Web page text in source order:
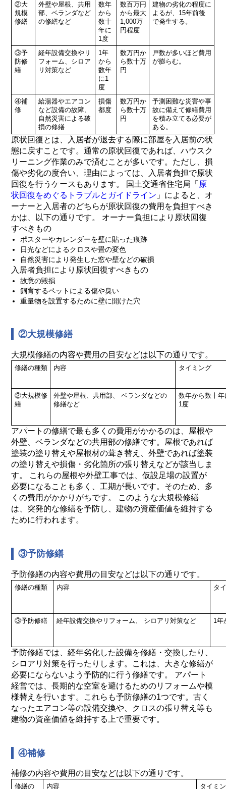
②大
規模
修繕
外壁や屋根、共用
部、ベランダなど
の修繕など
数年
から
数十
年に
1度
数百万円
から最大
1,000万
円程度
建物の劣化の程度に
よるが、15年前後
で発生する。
③予
防修
繕
経年設備交換やリ
フォーム、シロア
リ対策など
1年
から
数年
に1
度
数万円か
ら数十万
円
戸数が多いほど費用
が膨らむ。
④補
修
給湯器やエアコン
など設備の故障、
自然災害による破
損の修繕
損傷
都度
数万円か
ら数十万
円
予測困難な災害や事
故に備えて修繕費用
を積み立てる必要が
ある。
原状回復とは、入居者が退去する際に部屋を入居前の状
態に戻すことです。通常の原状回復であれば、ハウスク
リーニング作業のみで済むことが多いです。ただし、損
傷や劣化の度合い、理由によっては、入居者負担で原状
回復を行うケースもあります。 国土交通省住宅局「 原
状回復をめぐるトラブルとガイドライン 」によると、オ
ーナーと入居者のどちらが原状回復の費用を負担すべき
かは、以下の通りです。 オーナー負担により原状回復
すべきもの
ポスターやカレンダーを壁に貼った痕跡
日光などによるクロスや畳の変色
自然災害により発生した窓や壁などの破損
入居者負担により原状回復すべきもの
故意の毀損
飼育するペットによる傷や臭い
重量物を設置するために壁に開けた穴
②大規模修繕
大規模修繕の内容や費用の目安などは以下の通りです。
修繕の種類 内容 タイミング
②大規模修
繕
外壁や屋根、共用部、
ベランダなどの
修繕など
数年から数十年
1度
アパートの修繕で最も多くの費用がかかるのは、屋根や
外壁、ベランダなどの共用部の修繕です。屋根であれば
塗装の塗り替えや屋根材の葺き替え、外壁であれば塗装
の塗り替えや損傷・劣化箇所の張り替えなどが該当しま
す。 これらの屋根や外壁工事では、仮設足場の設置が
必要になることも多く、工期が長いです。そのため、多
くの費用がかかりがちです。 このような大規模修繕
は、突発的な修繕を予防し、建物の資産価値を維持する
ために行われます。
③予防修繕
予防修繕の内容や費用の目安などは以下の通りです。
修繕の種類 内容 タ
③予防修繕 経年設備交換やリフォーム、 シロアリ対策など 1年
予防修繕では、経年劣化した設備を修繕・交換したり、
シロアリ対策を行ったりします。これは、大きな修繕が
必要にならないよう予防的に行う修繕です。 アパート
経営では、長期的な空室を避けるためのリフォームや模
様替えを行います。これらも予防修繕の1つです。古く
なったエアコン等の設備交換や、クロスの張り替え等も
建物の資産価値を維持する上で重要です。
④補修
補修の内容や費用の目安などは以下の通りです。
修繕の 内容 タイミン